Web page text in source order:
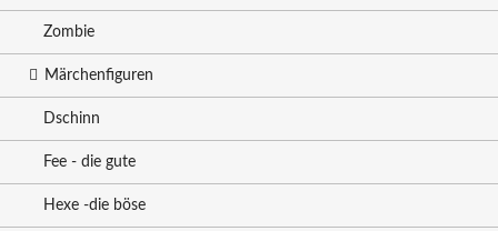
Zombie
Märchenfiguren
Dschinn
Fee - die gute
Hexe -die böse